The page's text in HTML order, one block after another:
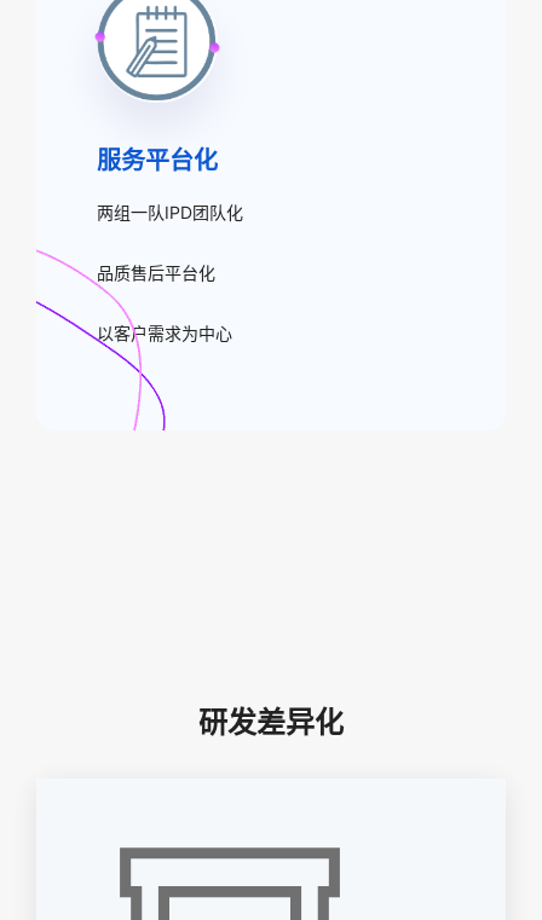
服务平台化
两组一队IPD团队化
品质售后平台化
以客户需求为中心
研发差异化